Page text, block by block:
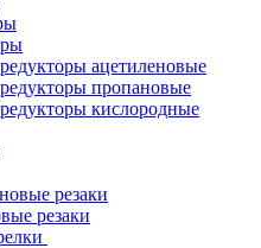
ацетиленовые
пропановые
кислородные
резаки
резаки